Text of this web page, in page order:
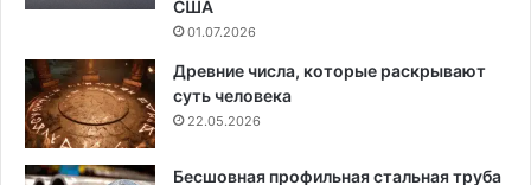
США
01.07.2026
Древние числа, которые раскрывают
суть человека
22.05.2026
Бесшовная профильная стальная труба